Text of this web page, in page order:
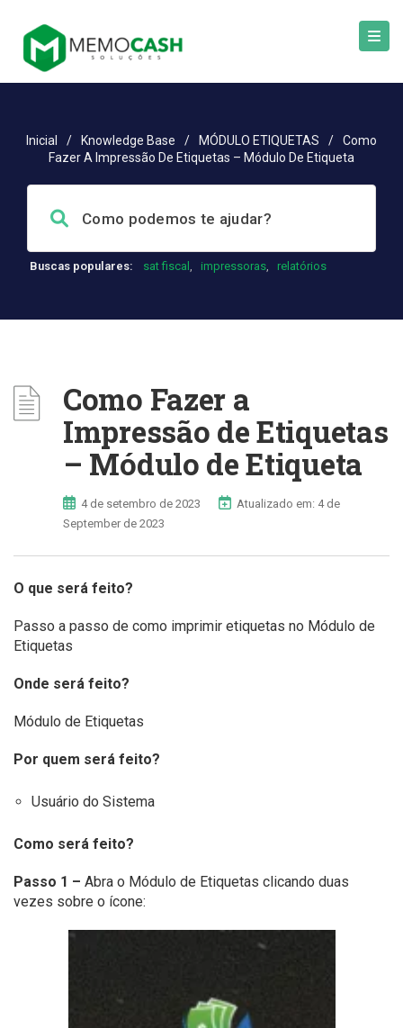
Inicial / Knowledge Base / MÓDULO ETIQUETAS /
Como
Fazer A Impressão De Etiquetas – Módulo De Etiqueta
Buscas populares: sat fiscal , impressoras, relatórios
Como Fazer a
Impressão de Etiquetas
– Módulo de Etiqueta
4 de setembro de 2023
Atualizado em: 4 de
September de 2023
O que será feito?
Passo a passo de como imprimir etiquetas no Módulo de
Etiquetas
Onde será feito?
Módulo de Etiquetas
Por quem será feito?
Usuário do Sistema
Como será feito?
Passo 1 – Abra o Módulo de Etiquetas clicando duas
vezes sobre o ícone: